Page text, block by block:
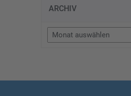
ARCHIV
Archiv